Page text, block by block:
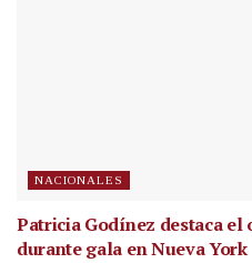
NACIONALES
Patricia Godínez destaca
durante gala en Nueva York